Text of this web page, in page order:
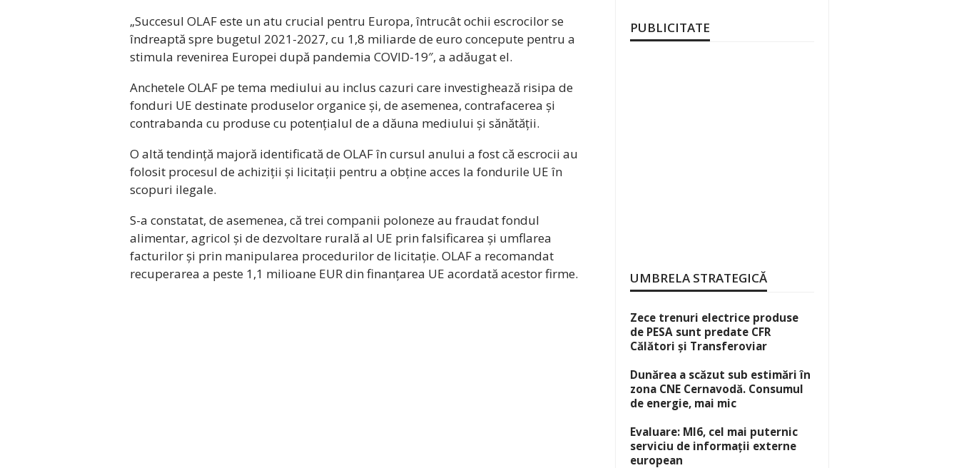
„Succesul OLAF este un atu crucial pentru Europa, întrucât ochii escrocilor se
îndreaptă spre bugetul 2021-2027, cu 1,8 miliarde de euro concepute pentru a
stimula revenirea Europei după pandemia COVID-19″, a adăugat el.
Anchetele OLAF pe tema mediului au inclus cazuri care investighează risipa de
fonduri UE destinate produselor organice și, de asemenea, contrafacerea și
contrabanda cu produse cu potențialul de a dăuna mediului și sănătății.
O altă tendință majoră identificată de OLAF în cursul anului a fost că escrocii au
folosit procesul de achiziții și licitații pentru a obține acces la fondurile UE în
scopuri ilegale.
S-a constatat, de asemenea, că trei companii poloneze au fraudat fondul
alimentar, agricol și de dezvoltare rurală al UE prin falsificarea și umflarea
facturilor și prin manipularea procedurilor de licitație. OLAF a recomandat
recuperarea a peste 1,1 milioane EUR din finanțarea UE acordată acestor firme.
PUBLICITATE
UMBRELA STRATEGICĂ
Zece trenuri electrice produse
de PESA sunt predate CFR
Călători și Transferoviar
Dunărea a scăzut sub estimări în
zona CNE Cernavodă. Consumul
de energie, mai mic
Evaluare: MI6, cel mai puternic
serviciu de informații externe
european